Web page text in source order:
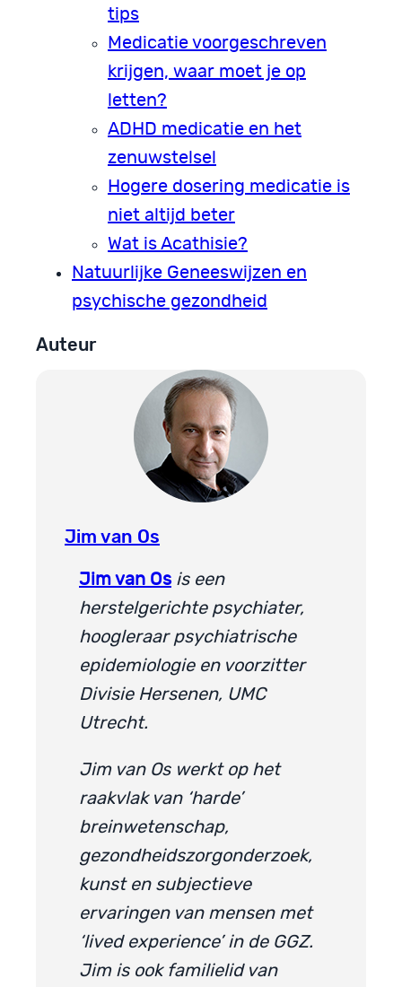
tips
Medicatie voorgeschreven
krijgen, waar moet je op
letten?
ADHD medicatie en het
zenuwstelsel
Hogere dosering medicatie is
niet altijd beter
Wat is Acathisie?
Natuurlijke Geneeswijzen en
psychische gezondheid
Auteur
Jim van Os
Jim van Os is een
herstelgerichte psychiater,
hoogleraar psychiatrische
epidemiologie en voorzitter
Divisie Hersenen, UMC
Utrecht.
Jim van Os werkt op het
raakvlak van ‘harde’
breinwetenschap,
gezondheidszorgonderzoek,
kunst en subjectieve
ervaringen van mensen met
‘lived experience’ in de GGZ.
Jim is ook familielid van